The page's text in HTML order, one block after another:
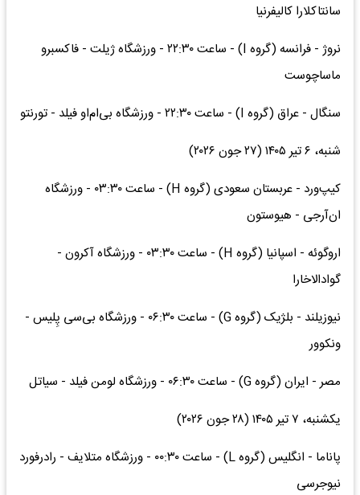
سانتاکلارا کالیفرنیا
نروژ - فرانسه (گروه I) - ساعت ۲۲:۳۰ - ورزشگاه ژیلت - فاکسبرو
ماساچوست
سنگال - عراق (گروه I) - ساعت ۲۲:۳۰ - ورزشگاه بی‌ام‌او فیلد - تورنتو
شنبه، ۶ تیر ۱۴۰۵ (۲۷ جون ۲۰۲۶)
کیپ‌ورد - عربستان سعودی (گروه H) - ساعت ۰۳:۳۰ - ورزشگاه
ان‌آرجی - هیوستون
اروگوئه - اسپانیا (گروه H) - ساعت ۰۳:۳۰ - ورزشگاه آکرون -
گوادالاخارا
نیوزیلند - بلژیک (گروه G) - ساعت ۰۶:۳۰ - ورزشگاه بی‌سی پِلیس -
ونکوور
مصر - ایران (گروه G) - ساعت ۰۶:۳۰ - ورزشگاه لومن فیلد - سیاتل
یکشنبه، ۷ تیر ۱۴۰۵ (۲۸ جون ۲۰۲۶)
پاناما - انگلیس (گروه L) - ساعت ۰۰:۳۰ - ورزشگاه متلایف - رادرفورد
نیوجرسی